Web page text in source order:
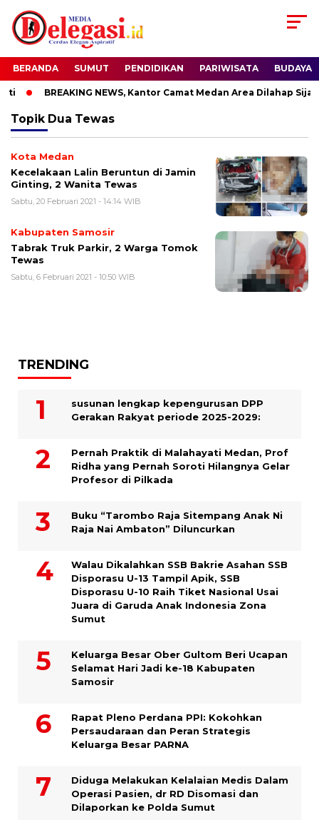
BERANDA SUMUT PENDIDIKAN PARIWISATA BUDAYA
BREAKING NEWS, Kantor Camat Medan Area Dilahap
Topik Dua Tewas
Kota Medan
Kecelakaan Lalin Beruntun di Jamin
Ginting, 2 Wanita Tewas
Sabtu, 20 Februari 2021 - 14:14 WIB
Kabupaten Samosir
Tabrak Truk Parkir, 2 Warga Tomok
Tewas
Sabtu, 6 Februari 2021 - 10:50 WIB
TRENDING
susunan lengkap kepengurusan DPP
Gerakan Rakyat periode 2025-2029:
Pernah Praktik di Malahayati Medan, Prof
Ridha yang Pernah Soroti Hilangnya Gelar
Profesor di Pilkada
Buku “Tarombo Raja Sitempang Anak Ni
Raja Nai Ambaton” Diluncurkan
Walau Dikalahkan SSB Bakrie Asahan SSB
Disporasu U-13 Tampil Apik, SSB
Disporasu U-10 Raih Tiket Nasional Usai
Juara di Garuda Anak Indonesia Zona
Sumut
Keluarga Besar Ober Gultom Beri Ucapan
Selamat Hari Jadi ke-18 Kabupaten
Samosir
Rapat Pleno Perdana PPI: Kokohkan
Persaudaraan dan Peran Strategis
Keluarga Besar PARNA
Diduga Melakukan Kelalaian Medis Dalam
Operasi Pasien, dr RD Disomasi dan
Dilaporkan ke Polda Sumut